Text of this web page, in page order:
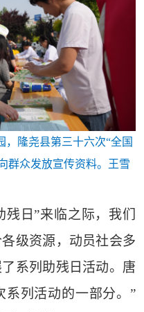
，隆尧县第三十六次“全国
群众发放宣传资料。王雪
日”来临之际，我们
级资源，动员社会多
系列助残日活动。唐
系列活动的一部分。”